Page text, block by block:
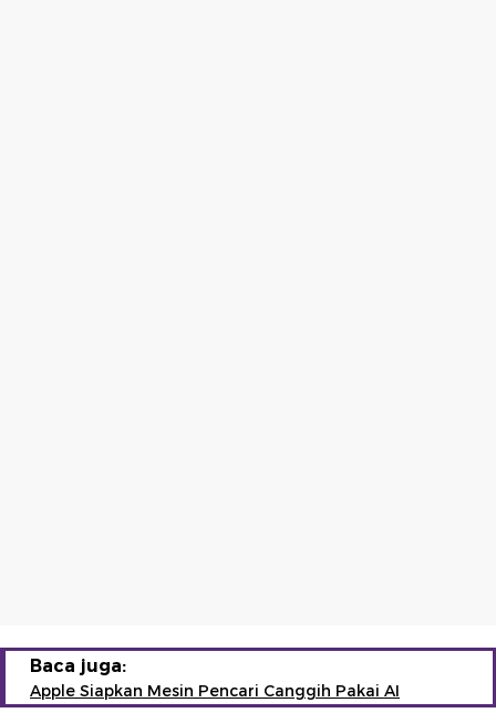
Baca juga:
Apple Siapkan Mesin Pencari Canggih Pakai AI